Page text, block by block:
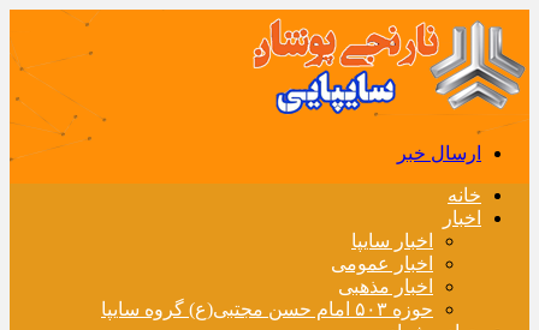
ارسال خبر
خانه
اخبار
اخبار سایپا
اخبار عمومی
اخبار مذهبی
حوزه ۵۰۳ امام حسن مجتبی(ع) گروه سایپا